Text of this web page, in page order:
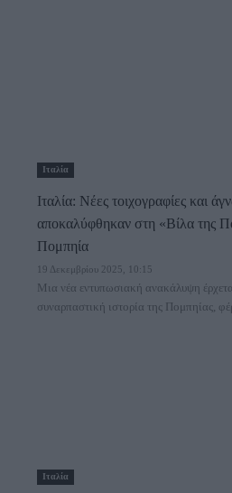
Ιταλία
Ιταλία: Νέες τοιχογραφίες και
αποκαλύφθηκαν στη «Βίλα της
Πομπηία
19 Δεκεμβρίου 2025, 10:15
Μια νέα εντυπωσιακή ανακάλυψη
συναρπαστική ιστορία της Πομπηίας,
Ιταλία